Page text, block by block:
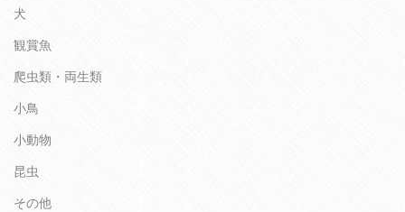
犬
観賞魚
爬虫類・両生類
小鳥
小動物
昆虫
その他